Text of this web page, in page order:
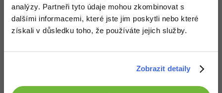
analýzy. Partneři tyto údaje mohou zkombinovat s
dalšími informacemi, které jste jim poskytli nebo které
získali v důsledku toho, že používáte jejich služby.
Zobrazit detaily